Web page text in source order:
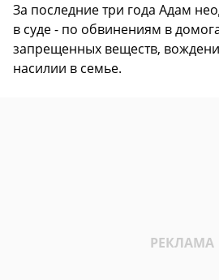
За последние три года Адам
в суде - по обвинениям в
запрещенных веществ,
насилии в семье.